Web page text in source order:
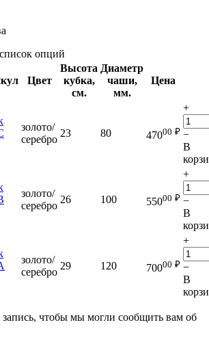
опций
Цвет
Высота
кубка,
см.
Диаметр
чаши,
мм.
Цена
золото/
серебро
23 80 47000 ₽
+
−
В
золото/
серебро
26 100 55000 ₽
+
−
В
золото/
серебро
29 120 70000 ₽
+
−
В
чтобы мы могли сообщить вам об